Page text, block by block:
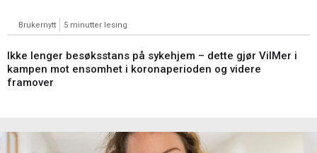
Brukernytt 5 minutter lesing
Ikke lenger besøksstans på sykehjem – dette gjør VilMer i
kampen mot ensomhet i koronaperioden og videre
framover